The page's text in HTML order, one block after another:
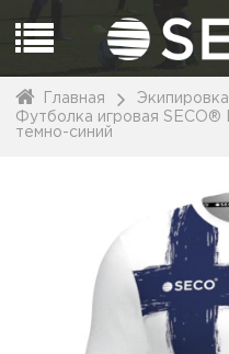
Главная
Футболка игровая SECO®
темно-синий